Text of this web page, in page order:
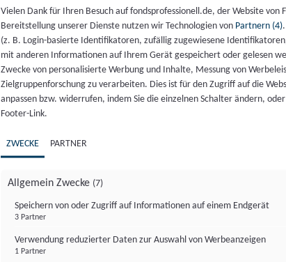
Vielen Dank für Ihren Besuch auf fondsprofessionell.de, der Website
Bereitstellung unserer Dienste nutzen wir Technologien von Partnern (4)
(z. B. Login-basierte Identifikatoren, zufällig zugewiesene
mit anderen Informationen auf Ihrem Gerät gespeichert oder gelesen
Zwecke von personalisierte Werbung und Inhalte, Messung von
Zielgruppenforschung zu verarbeiten. Dies ist für den Zugriff auf die
anpassen bzw. widerrufen, indem Sie die einzelnen Schalter ändern,
Footer-Link.
ZWECKE PARTNER
Allgemein Zwecke (7)
Speichern von oder Zugriff auf Informationen auf einem Endgerät
3 Partner
Verwendung reduzierter Daten zur Auswahl von Werbeanzeigen
1 Partner